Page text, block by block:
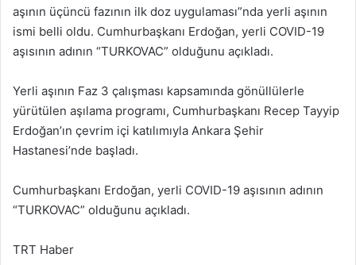
aşının üçüncü fazının ilk doz uygulaması”nda yerli aşının
ismi belli oldu. Cumhurbaşkanı Erdoğan, yerli COVID-19
aşısının adının “TURKOVAC” olduğunu açıkladı.
Yerli aşının Faz 3 çalışması kapsamında gönüllülerle
yürütülen aşılama programı, Cumhurbaşkanı Recep Tayyip
Erdoğan’ın çevrim içi katılımıyla Ankara Şehir
Hastanesi’nde başladı.
Cumhurbaşkanı Erdoğan, yerli COVID-19 aşısının adının
“TURKOVAC” olduğunu açıkladı.
TRT Haber